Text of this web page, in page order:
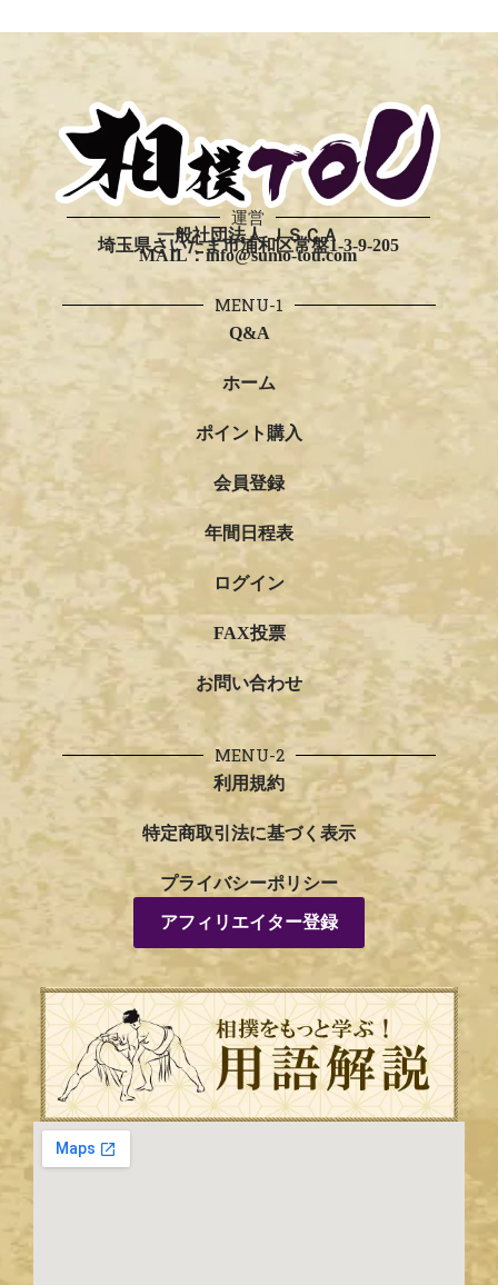
運営
一般社団法人 ＪＳＣＡ
埼玉県さいたま市浦和区常盤1-3-9-205
MAIL：info@sumo-tou.com
MENU-1
Q&A
ホーム
ポイント購入
会員登録
年間日程表
ログイン
FAX投票
お問い合わせ
MENU-2
利用規約
特定商取引法に基づく表示
プライバシーポリシー
アフィリエイター登録